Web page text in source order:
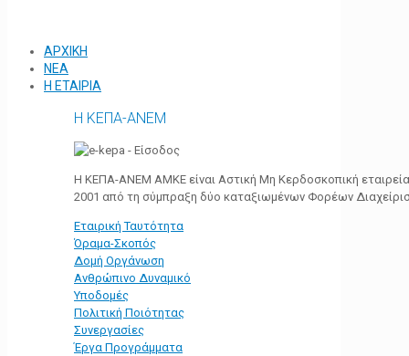
ΑΡΧΙΚΗ
ΝΕΑ
Η ΕΤΑΙΡΙΑ
Η ΚΕΠΑ-ΑΝΕΜ
Η ΚΕΠΑ-ΑΝΕΜ ΑΜΚΕ είναι Αστική Μη Κερδοσκοπική
2001 από τη σύμπραξη δύο καταξιωμένων Φορέων
Εταιρική Ταυτότητα
Όραμα-Σκοπός
Δομή Οργάνωση
Ανθρώπινο Δυναμικό
Υποδομές
Πολιτική Ποιότητας
Συνεργασίες
Έργα Προγράμματα